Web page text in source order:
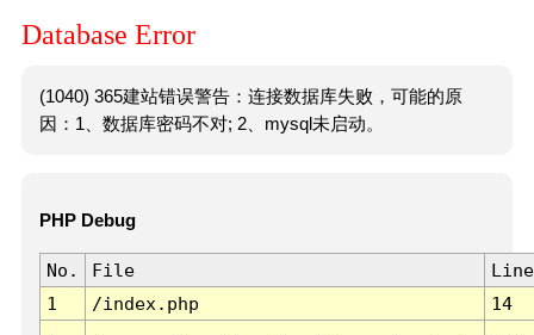
Database Error
(1040) 365建站错误警告：连接数据库失败，可能的原
因：1、数据库密码不对; 2、mysql未启动。
PHP Debug
No. File
Line
1
/index.php 14